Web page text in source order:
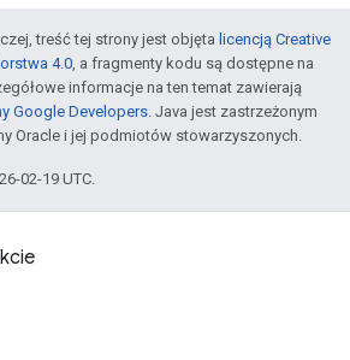
treść tej strony jest objęta licencją Creative
4.0, a fragmenty kodu są dostępne na
informacje na ten temat zawierają
Google Developers. Java jest zastrzeżonym
Oracle i jej podmiotów stowarzyszonych.
02-19 UTC.